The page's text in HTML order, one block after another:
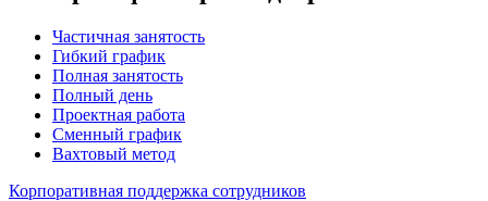
Частичная занятость
Гибкий график
Полная занятость
Полный день
Проектная работа
Сменный график
Вахтовый метод
Корпоративная поддержка сотрудников